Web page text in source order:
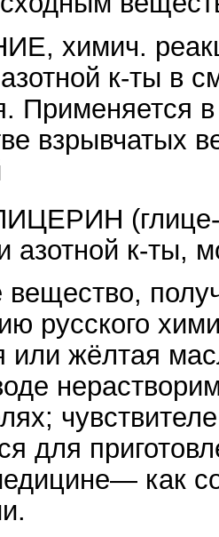
химич.
к-ты в
Применяется
взрывчатых
(глице-
азотной к-ты,
вещество,
русского
или жёлтая
для
как